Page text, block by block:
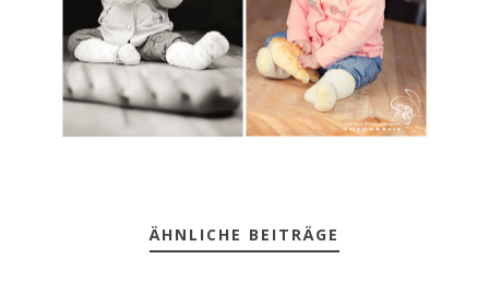
ÄHNLICHE BEITRÄGE